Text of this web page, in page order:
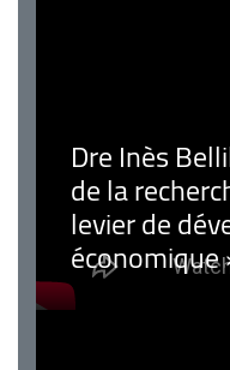
Dre Inès
de la
levier de
économique